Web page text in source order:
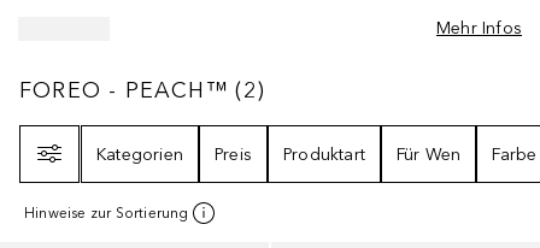
Mehr Infos
FOREO - PEACH™2
FOREO - PEACH™ (2)
Kategorien
Preis Produktart Für Wen Farbe
Hinweise zur Sortierung